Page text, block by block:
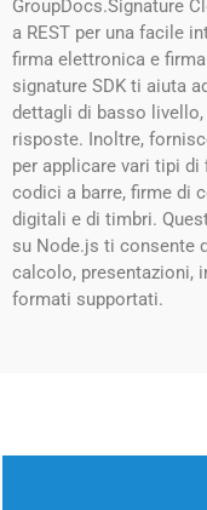
GroupDocs.Signature
a REST per una facile
firma elettronica e
signature SDK ti aiuta
dettagli di basso
risposte. Inoltre,
per applicare vari tipi
codici a barre, firme di
digitali e di timbri.
su Node.js ti consente
calcolo, presentazioni,
formati supportati.